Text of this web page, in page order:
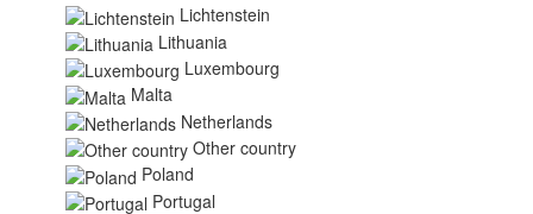
Lichtenstein
Lithuania
Luxembourg
Malta
Netherlands
Other country
Poland
Portugal